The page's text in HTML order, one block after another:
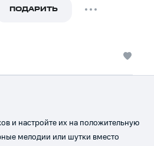
ПОДАРИТЬ
и настройте их на положительную
мелодии или шутки вместо